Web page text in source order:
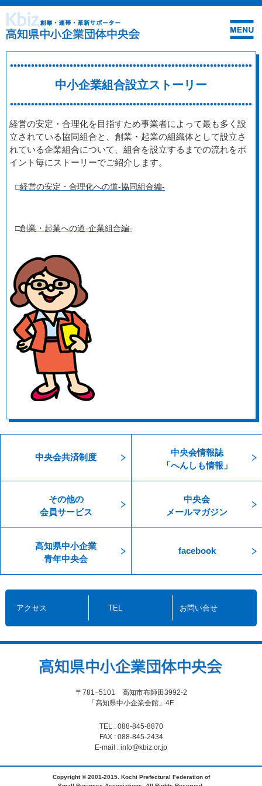
中小企業組合設立ストーリー
経営の安定・合理化を目指すため事業者によって最も多く設
立されている協同組合と、創業・起業の組織体として設立さ
れている企業組合について、組合を設立するまでの流れをポ
イント毎にストーリーでご紹介します。
□経営の安定・合理化への道‐協同組合編‐
□創業・起業への道‐企業組合編‐
中央会共済制度
中央会情報誌
「へんしも情報」
その他の
会員サービス
中央会
メールマガジン
高知県中小企業
青年中央会
facebook
アクセス TEL お問い合せ
〒781−5101 高知市布師田3992-2
「高知県中小企業会館」4F
TEL : 088-845-8870
FAX : 088-845-2434
E-mail : info@kbiz.or.jp
Copyright © 2001-2015. Kochi Prefectural Federation of